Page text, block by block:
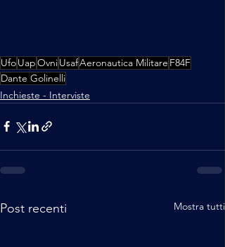
UfoUapOvniUsafAeronautica Militare F84F
Dante Golinelli
Inchieste - Interviste
Post recenti Mostra tutti